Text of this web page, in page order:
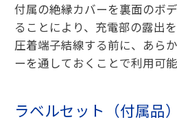
付属の絶縁カバーを裏面のボ
ることにより、充電部の露出
圧着端子結線する前に、あら
ーを通しておくことで利用可能
ラベルセット（付属品）